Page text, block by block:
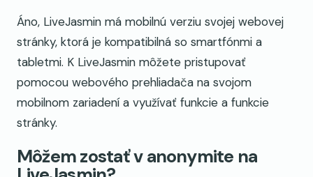
Áno, LiveJasmin má mobilnú verziu svojej webovej
stránky, ktorá je kompatibilná so smartfónmi a
tabletmi. K LiveJasmin môžete pristupovať
pomocou webového prehliadača na svojom
mobilnom zariadení a využívať funkcie a funkcie
stránky.
Môžem zostať v anonymite na